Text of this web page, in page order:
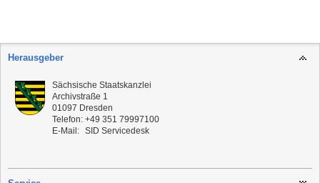
Herausgeber
Sächsische Staatskanzlei
Archivstraße 1
01097 Dresden
Telefon: +49 351 79997100
E-Mail: SID Servicedesk